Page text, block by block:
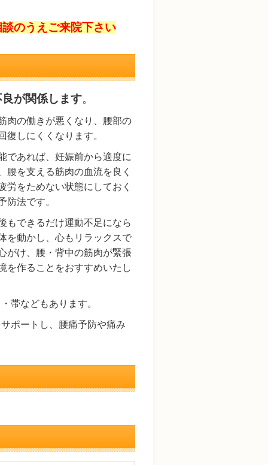
のうえご来院下さい
が関係します。
肉の働きが悪くなり、腰部の
復しにくくなります。
であれば、妊娠前から適度に
腰を支える筋肉の血流を良く
労をためない状態にしておく
防法です。
もできるだけ運動不足になら
を動かし、心もリラックスで
がけ、腰・背中の筋肉が緊張
を作ることをおすすめいたし
帯などもあります。
ポートし、腰痛予防や痛み